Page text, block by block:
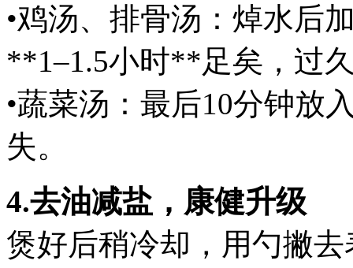
•鸡汤、排骨汤：焯水后
**1–1.5小时**足矣，过
•蔬菜汤：最后10分钟放
失。
4.去油减盐，康健升级
煲好后稍冷却，用勺撇